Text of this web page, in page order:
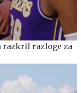
razkril razloge za